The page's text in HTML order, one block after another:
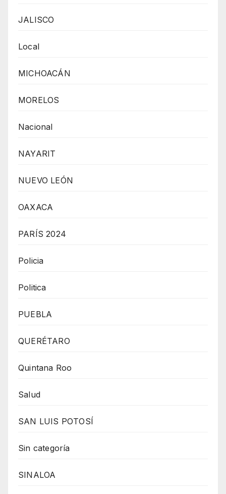
JALISCO
Local
MICHOACÁN
MORELOS
Nacional
NAYARIT
NUEVO LEÓN
OAXACA
PARÍS 2024
Policia
Politica
PUEBLA
QUERÉTARO
Quintana Roo
Salud
SAN LUIS POTOSÍ
Sin categoría
SINALOA